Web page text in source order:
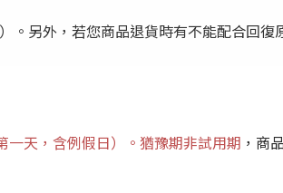
）。 另外，若您商品退貨時有不能配合回
天，含例假日）。猶豫期非試用期 ，商